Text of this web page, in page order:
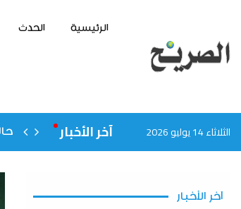
الرئيسية الحدث
الثلاثاء 14 يوليو 2026 آخر الأخبار
آخر الأخبار